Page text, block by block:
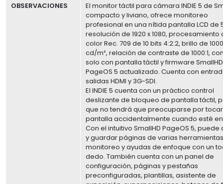
OBSERVACIONES
El monitor táctil para cámara INDIE 5 de
compacto y liviano, ofrece monitoreo
profesional en una nítida pantalla LCD de
resolución de 1920 x 1080, procesamiento
color Rec. 709 de 10 bits 4:2:2, brillo de
cd/m², relación de contraste de 1000:1,
solo con pantalla táctil y firmware SmallHD
PageOS 5 actualizado. Cuenta con
salidas HDMI y 3G-SDI.
El INDIE 5 cuenta con un práctico control
deslizante de bloqueo de pantalla táctil,
que no tendrá que preocuparse por
pantalla accidentalmente cuando esté
Con el intuitivo SmallHD PageOS 5, puede
y guardar páginas de varias
monitoreo y ayudas de enfoque con un
dedo. También cuenta con un panel de
configuración, páginas y pestañas
preconfiguradas, plantillas, asistente de